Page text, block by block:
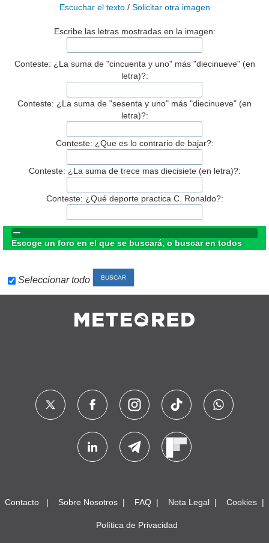
Escuchar el texto/ Solicitar otra imagen
Escribe las letras mostradas en la imagen:
Conteste: ¿La suma de "cincuenta y uno" más "diecinueve" (en
letra)?:
Conteste: ¿La suma de "sesenta y uno" más "diecinueve" (en
letra)?:
Conteste: ¿Que es lo contrario de bajar?:
Conteste: ¿La suma de trece mas diecisiete (en letra)?:
Conteste: ¿Qué deporte practica C. Ronaldo?:
Escoge un foro en el que se buscará, o buscar en todos
Seleccionar todo
Contacto Sobre Nosotros FAQ Nota Legal Cookies
Política de Privacidad